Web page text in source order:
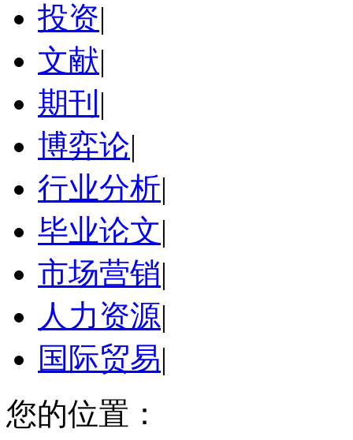
投资|
文献|
期刊 |
博弈论|
行业分析|
毕业论文|
市场营销|
人力资源|
国际贸易|
您的位置：